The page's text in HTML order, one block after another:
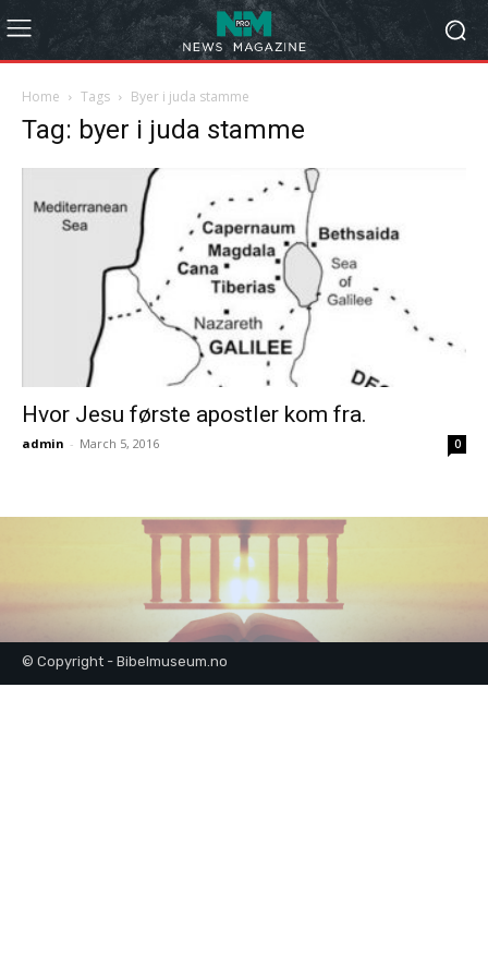
Home Tags Byer i juda stamme
Tag: byer i juda stamme
Hvor Jesu første apostler kom fra.
admin - March 5, 2016 0
© Copyright - Bibelmuseum.no